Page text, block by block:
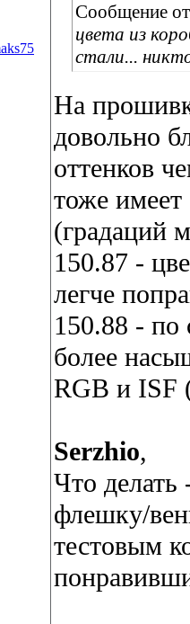
Сообщение
цвета из
стали...
На
довольно
оттенков
тоже
(градаций
150.87 -
легче
150.88 - по
более
RGB и ISF
Serzhio,
Что делать
флешку/
тестовым